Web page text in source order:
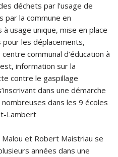
déchets par l’usage de
la commune en
usage unique, mise en place
les déplacements,
communal d’éducation à
information sur la
contre le gaspillage
dans une démarche
dans les 9 écoles
Lambert
et Robert Maistriau se
années dans une